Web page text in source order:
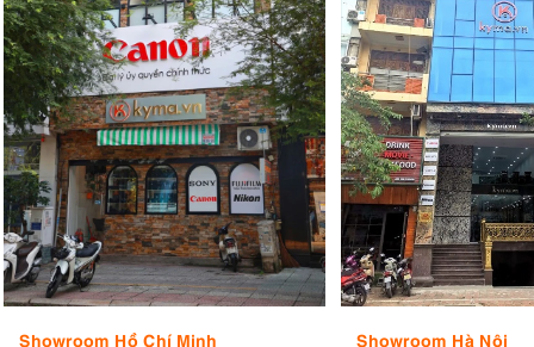
Showroom Hồ Chí Minh Showroom Hà Nội